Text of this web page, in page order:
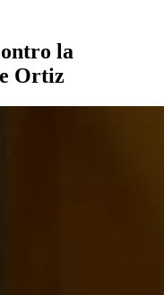
la
Ortiz